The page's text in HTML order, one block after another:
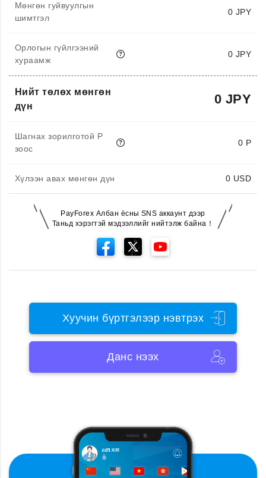
Мөнгөн гуйвуулгын
шимтгэл
0 JPY
Орлогын гүйлгээний
хураамж
0 JPY
Нийт төлөх мөнгөн
дүн
0 JPY
Шагнах зорилготой P
зоос
0 P
Хүлээн авах мөнгөн дүн 0 USD
PayForex Албан ёсны SNS аккаунт дээр
Таньд хэрэгтэй мэдээллийг нийтэлж байна！
Хуучин бүртгэлээр нэвтрэх
Данс нээх